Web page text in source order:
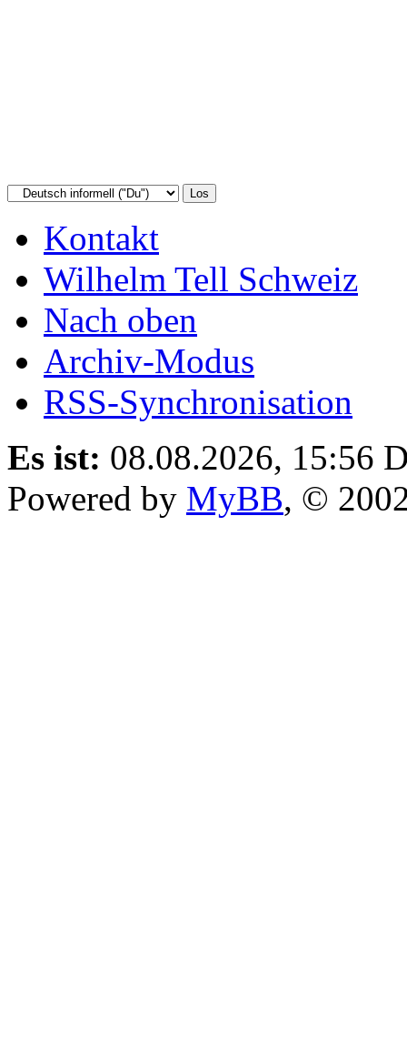
Kontakt
Wilhelm Tell Schweiz
Nach oben
Archiv-Modus
RSS-Synchronisation
Es ist: 08.08.2026, 15:56
Powered by MyBB, ©